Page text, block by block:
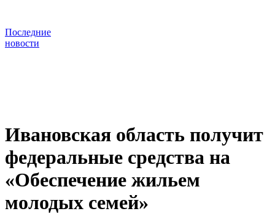
Последние
новости
Ивановская область получит
федеральные средства на
«Обеспечение жильем
молодых семей»